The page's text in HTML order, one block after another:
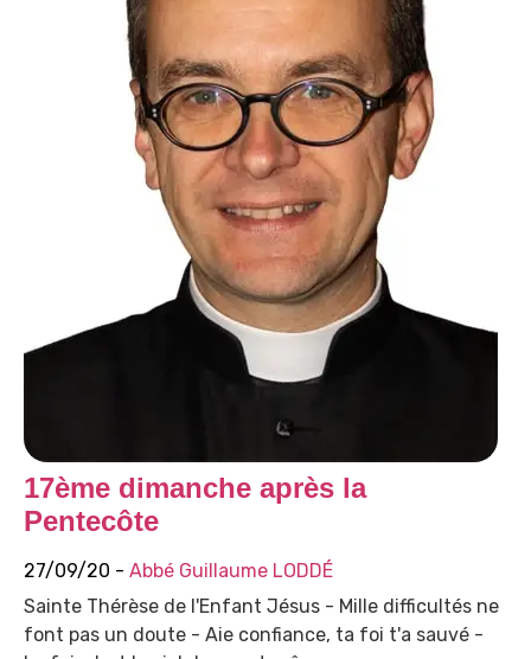
17ème dimanche après la
Pentecôte
27/09/20 - Abbé Guillaume LODDÉ
Sainte Thérèse de l'Enfant Jésus - Mille difficultés ne
font pas un doute - Aie confiance, ta foi t'a sauvé -